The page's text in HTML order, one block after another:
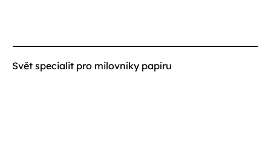
Svět specialit pro milovníky papíru